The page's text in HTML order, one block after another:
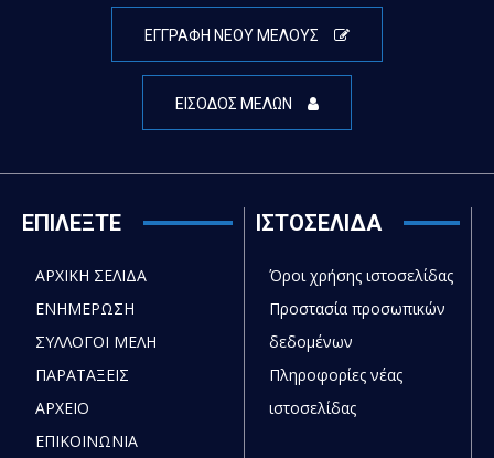
ΕΓΓΡΑΦΗ ΝΕΟΥ ΜΕΛΟΥΣ
ΕΙΣΟΔΟΣ ΜΕΛΩΝ
ΕΠΙΛΕΞΤΕ
ΑΡΧΙΚΗ ΣΕΛΙΔΑ
ΕΝΗΜΕΡΩΣΗ
ΣΥΛΛΟΓΟΙ ΜΕΛΗ
ΠΑΡΑΤΑΞΕΙΣ
ΑΡΧΕΙΟ
ΕΠΙΚΟΙΝΩΝΙΑ
ΙΣΤΟΣΕΛΙΔΑ
Όροι χρήσης ιστοσελίδας
Προστασία προσωπικών
δεδομένων
Πληροφορίες νέας
ιστοσελίδας